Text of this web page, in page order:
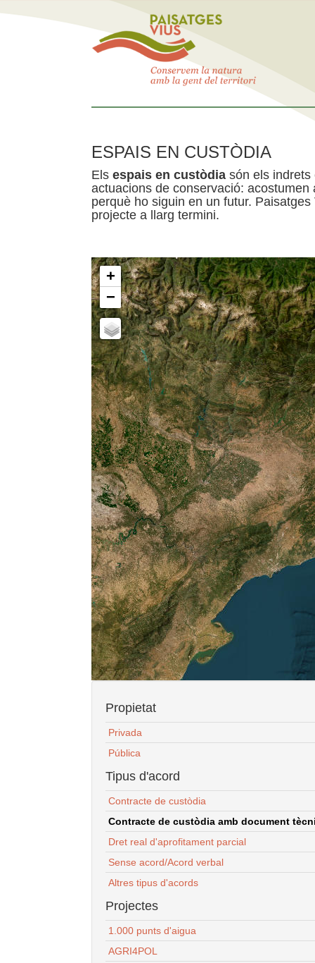
ESPAIS EN CUSTÒDIA
Els espais en custòdia són els indrets
actuacions de conservació:
perquè ho siguin en un futur.
projecte a llarg termini.
+
−
Propietat
Privada
Pública
Tipus d'acord
Contracte de custòdia
Contracte de custòdia amb document
Dret real d'aprofitament parcial
Sense acord/Acord verbal
Altres tipus d'acords
Projectes
1.000 punts d'aigua
AGRI4POL